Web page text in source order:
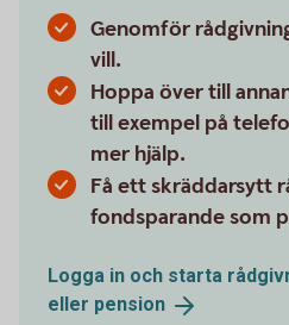
Genomför
vill.
Hoppa över till
till exempel på
mer hjälp.
Få ett skräddarsytt
fondsparande som
Logga in och starta
eller pension